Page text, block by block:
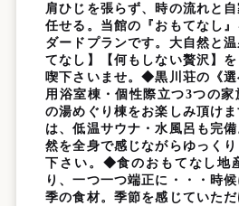
肩ひじを張らず、時の流れと
任せる。当館の『おもてなし
ダードプランです。大自然と
てなし】【何もしない贅沢】
喫下さいませ。◆黒川荘の《
用浴室棟・個性際立つ3つの家
の湯めぐり棟をお楽しみ頂け
は、低温サウナ・水風呂も完
然を全身で感じながらゆっく
下さい。◆食のおもてなし地
り、一つ一つ端正に・・・時
季の食材。季節を感じていた